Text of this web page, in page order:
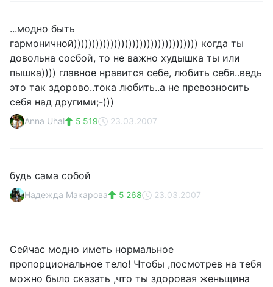
...модно быть
гармоничной)))))))))))))))))))))))))))))))))) когда ты
довольна сосбой, то не важно худышка ты или
пышка)))) главное нравится себе, любить себя..ведь
это так здорово..тока любить..а не превозносить
себя над другими;-)))
Anna Uhal 5 519 23.03.2007
будь сама собой
Надежда Макарова 5 268 23.03.2007
Сейчас модно иметь нормальное
пропорциональное тело! Чтобы ,посмотрев на тебя
можно было сказать ,что ты здоровая женьщина